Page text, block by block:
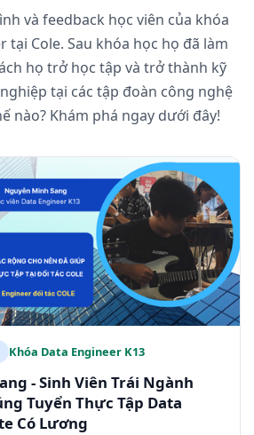
và feedback học viên của khóa
tại Cole. Sau khóa học họ đã làm
họ trở học tập và trở thành kỹ
tại các tập đoàn công nghệ
nào? Khám phá ngay dưới đây!
Khóa Data Engineer K13
- Sinh Viên Trái Ngành
Tuyển Thực Tập Data
Có Lương